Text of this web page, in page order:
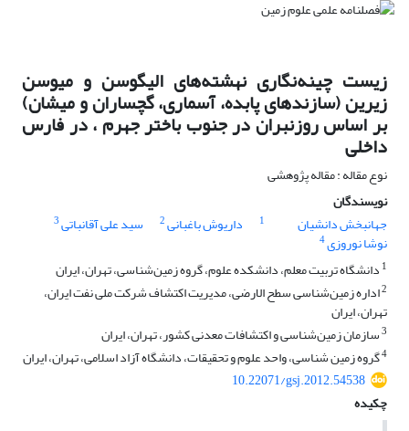
زیست ‌چینه‌نگاری نهشته‌های الیگوسن و میوسن
زیرین (سازند‌های پابده، آسماری، گچساران و میشان)
بر اساس روزن‎بران در جنوب باختر جهرم ، در فارس
داخلی
نوع مقاله : مقاله پژوهشی
نویسندگان
جهانبخش دانشیان
1 داریوش باغبانی2 سید علی آقانباتی3
نوشا نوروزی4
1 دانشگاه تربیت معلم، دانشکده علوم، گروه زمین‌شناسی، تهران، ایران
2اداره زمین‌شناسی سطح الارضی، مدیریت اکتشاف شرکت ملی نفت ایران،
تهران، ایران
3سازمان زمین‌شناسی و اکتشافات معدنی کشور، تهران، ایران
4گروه زمین شناسی، واحد علوم و تحقیقات، دانشگاه آزاد اسلامی، تهران، ایران
10.22071/gsj.2012.54538
چکیده